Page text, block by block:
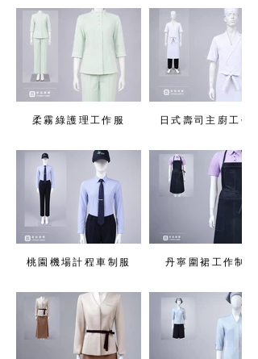
柔霧綠護理工作服 日式壽司主廚工作服
桃園機場計程車制服 丹寧圍裙工作制服